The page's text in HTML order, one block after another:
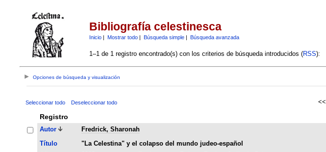
Bibliografía celestinesca
Inicio| Mostrar todo| Búsqueda simple| Búsqueda avanzada
1–1 de 1 registro encontrado(s) con los criterios de búsqueda introducidos (RSS):
Opciones de búsqueda y visualización
Seleccionar todo Deseleccionar todo <<
Registro
Autor
Fredrick, Sharonah
Título
"La Celestina" y el colapso del mundo judeo-español